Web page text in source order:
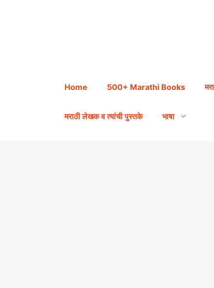
Home 500+ Marathi Books
मराठी लेखक व त्यांची पुस्तके भाषा